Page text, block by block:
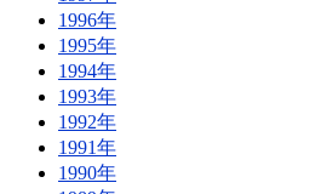
1996年
1995年
1994年
1993年
1992年
1991年
1990年